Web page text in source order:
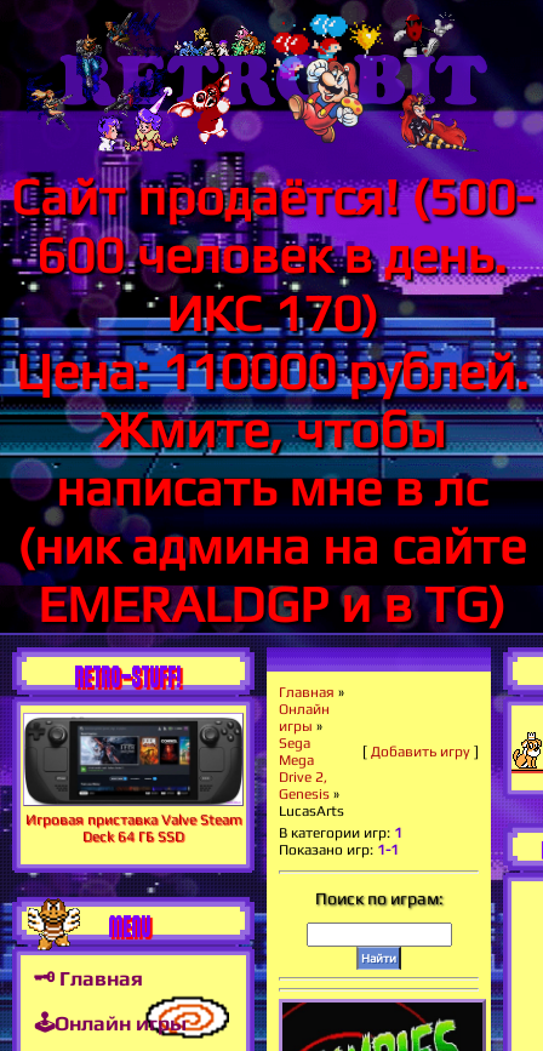
Сайт продаётся! (500-
600 человек в день.
ИКС 170)
Цена: 110000 рублей.
Жмите, чтобы
написать мне в лс
(ник админа на сайте
EMERALDGP и в TG)
RETRO-STUFF!
Игровая приставка Valve Steam
Deck 64 ГБ SSD
MENU
🗝 Главная
🕹Онлайн игры
Главная »
Онлайн
игры »
Sega
Mega
Drive 2,
Genesis »
LucasArts
[ Добавить игру ]
В категории игр: 1
Показано игр: 1-1
Поиск по играм: